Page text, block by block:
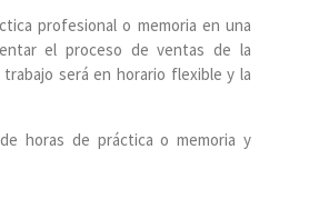
profesional o memoria en una
el proceso de ventas de la
será en horario flexible y la
horas de práctica o memoria y